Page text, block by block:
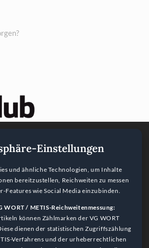
Einstellungen
und ähnliche Technologien, um Inhalte
bereitzustellen, Reichweiten zu messen
Features wie Social Media einzubinden.
WORT / METIS-Reichweitenmessung:
können Zählmarken der VG WORT
dienen der statistischen Zugriffszählung
Verfahrens und der urheberrechtlichen